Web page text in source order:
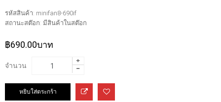
รหัสสินค้า: minifan8-690if
สถานะสต๊อก: มีสินค้าในสต๊อก
฿690.00บาท
จำนวน